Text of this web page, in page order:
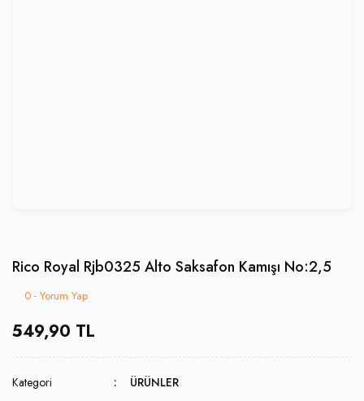
Rico Royal Rjb0325 Alto Saksafon Kamışı No:2,5
0 - Yorum Yap
549,90 TL
Kategori ÜRÜNLER